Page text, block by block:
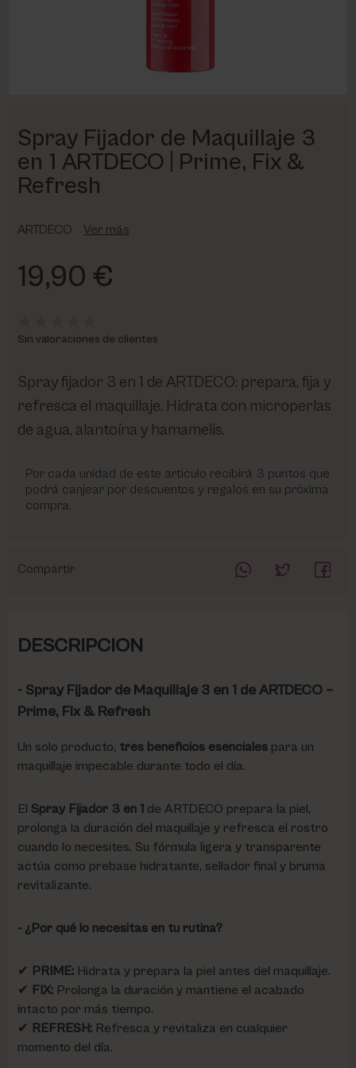
Spray Fijador de Maquillaje 3
en 1 ARTDECO | Prime, Fix &
Refresh
ARTDECO Ver más
19,90 €
Sin valoraciones de clientes
Spray fijador 3 en 1 de ARTDECO: prepara, fija y
refresca el maquillaje. Hidrata con microperlas
de agua, alantoína y hamamelis.
Por cada unidad de este articulo recibirá 3 puntos que
podrá canjear por descuentos y regalos en su próxima
compra.
Compartir
DESCRIPCION
- Spray Fijador de Maquillaje 3 en 1 de ARTDECO –
Prime, Fix & Refresh
Un solo producto, tres beneficios esencialespara un
maquillaje impecable durante todo el día.
El Spray Fijador 3 en 1de ARTDECO prepara la piel,
prolonga la duración del maquillaje y refresca el rostro
cuando lo necesites. Su fórmula ligera y transparente
actúa como prebase hidratante, sellador final y bruma
revitalizante.
- ¿Por qué lo necesitas en tu rutina?
✔ PRIME:Hidrata y prepara la piel antes del maquillaje.
✔ FIX:Prolonga la duración y mantiene el acabado
intacto por más tiempo.
✔ REFRESH:Refresca y revitaliza en cualquier
momento del día.
VICTORIA VYNN